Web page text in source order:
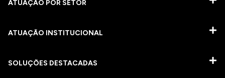
ATUAÇÃO POR SETOR
ATUAÇÃO INSTITUCIONAL
SOLUÇÕES DESTACADAS